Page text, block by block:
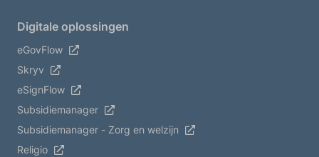
Digitale oplossingen
eGovFlow
Skryv
eSignFlow
Subsidiemanager
Subsidiemanager - Zorg en welzijn
Religio